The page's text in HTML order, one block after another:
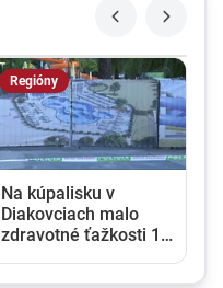
Regióny
Na kúpalisku v
Diakovciach malo
zdravotné ťažkosti 16